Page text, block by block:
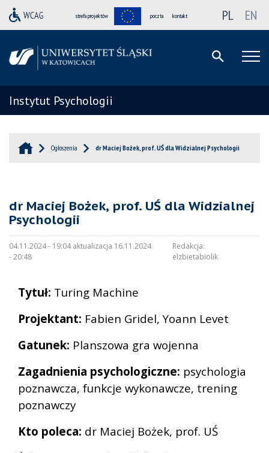
strefa projektów poczta kontakt PL EN
Instytut Psychologii
Ogłoszenia dr Maciej Bożek, prof. UŚ dla Widzialnej Psychologii
dr Maciej Bożek, prof. UŚ dla Widzialnej
Psychologii
04.11.2024 - 19:04 aktualizacja 16.11.2024
- 20:48
Redakcja:
elzbietabiolik
Tytuł: Turing Machine
Projektant: Fabien Gridel, Yoann Levet
Gatunek: Planszowa gra wojenna
Zagadnienia psychologiczne: psychologia
poznawcza, funkcje wykonawcze, trening
poznawczy
Kto poleca: dr Maciej Bożek, prof. UŚ